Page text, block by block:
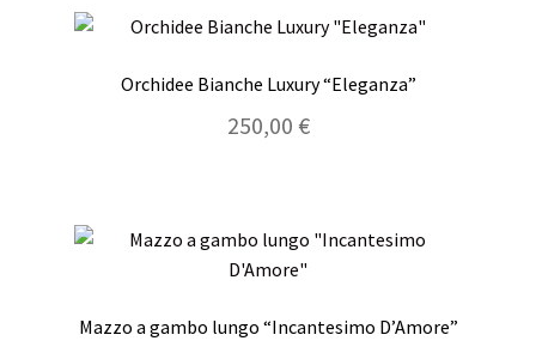
Orchidee Bianche Luxury “Eleganza”
250,00 €
Mazzo a gambo lungo “Incantesimo D’Amore”